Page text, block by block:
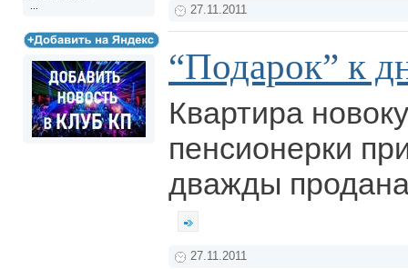
27.11.2011
“Подарок” к
Квартира
пенсионерки
дважды
27.11.2011